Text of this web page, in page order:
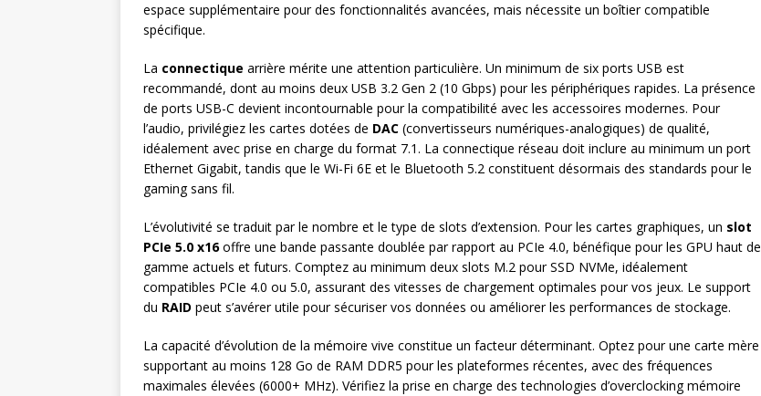
espace supplémentaire pour des fonctionnalités avancées, mais nécessite un boîtier compatible
spécifique.
La connectique arrière mérite une attention particulière. Un minimum de six ports USB est
recommandé, dont au moins deux USB 3.2 Gen 2 (10 Gbps) pour les périphériques rapides. La présence
de ports USB-C devient incontournable pour la compatibilité avec les accessoires modernes. Pour
l’audio, privilégiez les cartes dotées de DAC (convertisseurs numériques-analogiques) de qualité,
idéalement avec prise en charge du format 7.1. La connectique réseau doit inclure au minimum un port
Ethernet Gigabit, tandis que le Wi-Fi 6E et le Bluetooth 5.2 constituent désormais des standards pour le
gaming sans fil.
L’évolutivité se traduit par le nombre et le type de slots d’extension. Pour les cartes graphiques, un slot
PCIe 5.0 x16offre une bande passante doublée par rapport au PCIe 4.0, bénéfique pour les GPU haut de
gamme actuels et futurs. Comptez au minimum deux slots M.2 pour SSD NVMe, idéalement
compatibles PCIe 4.0 ou 5.0, assurant des vitesses de chargement optimales pour vos jeux. Le support
du RAID peut s’avérer utile pour sécuriser vos données ou améliorer les performances de stockage.
La capacité d’évolution de la mémoire vive constitue un facteur déterminant. Optez pour une carte mère
supportant au moins 128 Go de RAM DDR5 pour les plateformes récentes, avec des fréquences
maximales élevées (6000+ MHz). Vérifiez la prise en charge des technologies d’overclocking mémoire